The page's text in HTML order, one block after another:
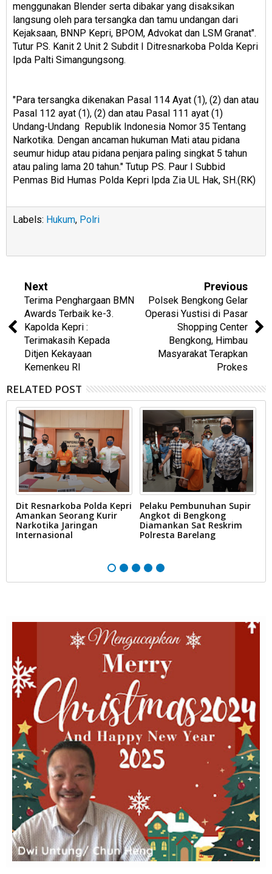
menggunakan Blender serta dibakar yang disaksikan
langsung oleh para tersangka dan tamu undangan dari
Kejaksaan, BNNP Kepri, BPOM, Advokat dan LSM Granat".
Tutur PS. Kanit 2 Unit 2 Subdit I Ditresnarkoba Polda Kepri
Ipda Palti Simangungsong.
"Para tersangka dikenakan Pasal 114 Ayat (1), (2) dan atau
Pasal 112 ayat (1), (2) dan atau Pasal 111 ayat (1)
Undang-Undang Republik Indonesia Nomor 35 Tentang
Narkotika. Dengan ancaman hukuman Mati atau pidana
seumur hidup atau pidana penjara paling singkat 5 tahun
atau paling lama 20 tahun." Tutup PS. Paur I Subbid
Penmas Bid Humas Polda Kepri Ipda Zia UL Hak, SH.(RK)
Labels: Hukum, Polri
Next
Terima Penghargaan BMN
Awards Terbaik ke-3.
Kapolda Kepri :
Terimakasih Kepada
Ditjen Kekayaan
Kemenkeu RI
Previous
Polsek Bengkong Gelar
Operasi Yustisi di Pasar
Shopping Center
Bengkong, Himbau
Masyarakat Terapkan
Prokes
RELATED POST
Dit Resnarkoba Polda Kepri
Amankan Seorang Kurir
Narkotika Jaringan
Internasional
Pelaku Pembunuhan Supir
Angkot di Bengkong
Diamankan Sat Reskrim
Polresta Barelang